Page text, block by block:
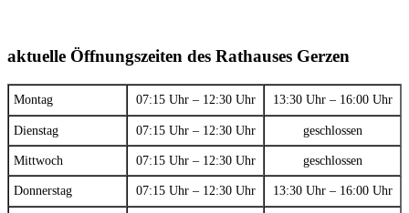
aktuelle Öffnungszeiten des Rathauses Gerzen
Montag 07:15 Uhr – 12:30 Uhr 13:30 Uhr – 16:00 Uhr
Dienstag 07:15 Uhr – 12:30 Uhr geschlossen
Mittwoch 07:15 Uhr – 12:30 Uhr geschlossen
Donnerstag 07:15 Uhr – 12:30 Uhr 13:30 Uhr – 16:00 Uhr